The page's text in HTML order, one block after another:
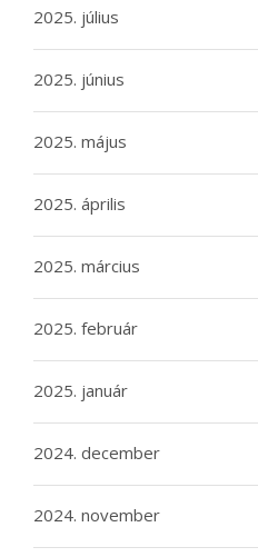
2025. július
2025. június
2025. május
2025. április
2025. március
2025. február
2025. január
2024. december
2024. november